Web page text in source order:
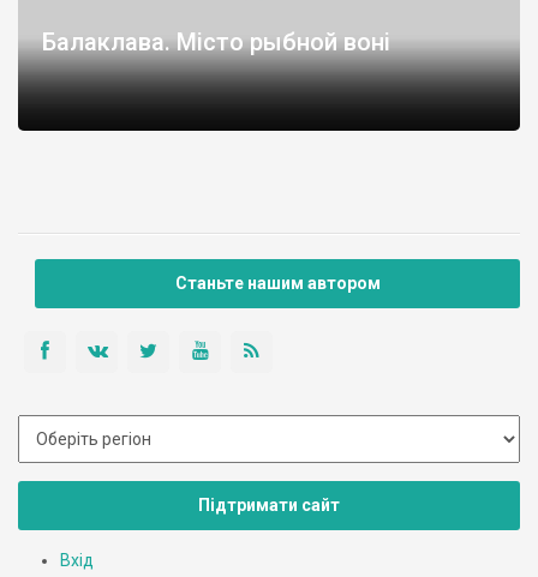
Балаклава. Місто рыбной воні
Станьте нашим автором
Підтримати сайт
Вхід